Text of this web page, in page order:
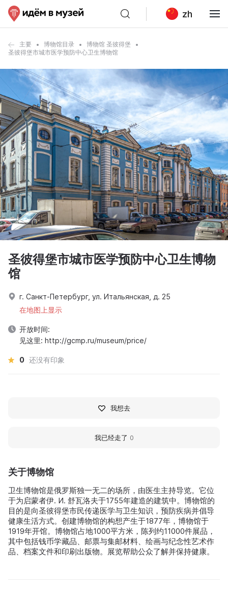
zh
主要 博物馆目录
博物馆 圣彼得堡
圣彼得堡市城市医学预防中心卫生博物馆
关于博物馆
卫生博物馆是俄罗斯独一无二的场所，由医生主持导览。它位
于为启蒙者伊. И. 舒瓦洛夫于1755年建造的建筑中。博物馆的
目的是向圣彼得堡市民传递医学与卫生知识，预防疾病并倡导
健康生活方式。创建博物馆的构想产生于1877年，博物馆于
1919年开馆。博物馆占地1000平方米，陈列约11000件展品，
其中包括钱币学藏品、邮票与集邮材料、绘画与纪念性艺术作
品、档案文件和印刷出版物。展览帮助公众了解并保持健康。
圣彼得堡市城市医学预防中心卫生博物
馆
г. Санкт-Петербург, ул. Итальянская, д. 25
在地图上显示
开放时间:
见这里: http://gcmp.ru/museum/price/
0 还没有印象
我想去
我已经走了 0